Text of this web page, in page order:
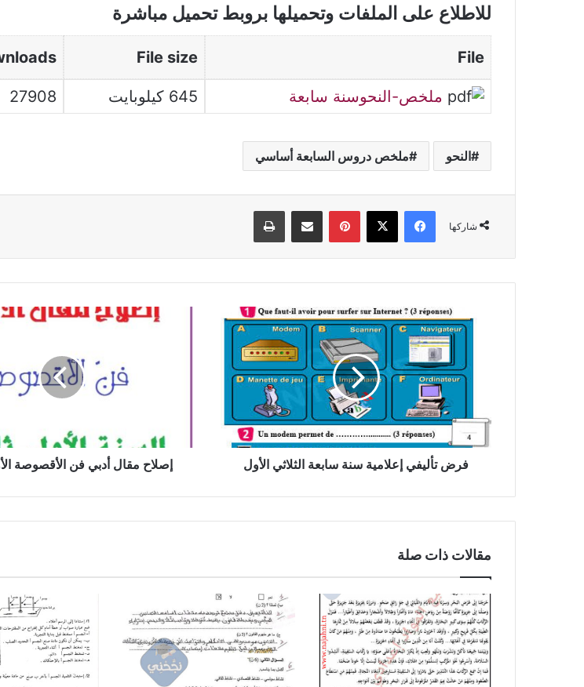
للاطلاع على الملفات وتحميلها بروبط تحميل مباشرة
File
File size
ملخص-النحوسنة سابعة 645 كيلوبايت 27908
النحو ملخص دروس السابعة أساسي
شاركها
فيسبوك ‫X بينتيريستمشاركة عبر البريد طباعة
تأليفي
فرض تأليفي إعلامية سنة سابعة الثلاثي الأول إصلاح مقال أدبي فن الأقصوصة
مقالات ذات صلة